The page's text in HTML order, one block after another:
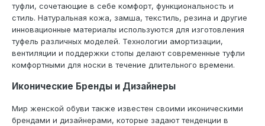
туфли, сочетающие в себе комфорт, функциональность и
стиль. Натуральная кожа, замша, текстиль, резина и другие
инновационные материалы используются для изготовления
туфель различных моделей. Технологии амортизации,
вентиляции и поддержки стопы делают современные туфли
комфортными для носки в течение длительного времени.
Иконические Бренды и Дизайнеры
Мир женской обуви также известен своими иконическими
брендами и дизайнерами, которые задают тенденции в